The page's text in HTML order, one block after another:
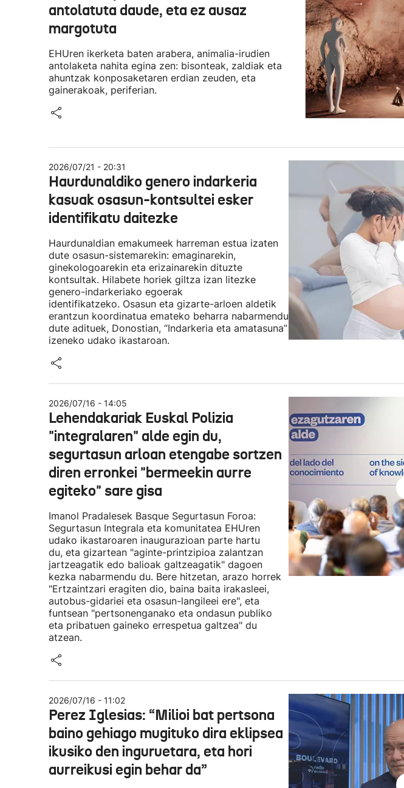
antolatuta daude, eta ez ausaz
margotuta
EHUren ikerketa baten arabera, animalia-irudien
antolaketa nahita egina zen: bisonteak, zaldiak eta
ahuntzak konposaketaren erdian zeuden, eta
gainerakoak, periferian.
2026/07/21 - 20:31
Haurdunaldiko genero indarkeria
kasuak osasun-kontsultei esker
identifikatu daitezke
Haurdunaldian emakumeek harreman estua izaten
dute osasun-sistemarekin: emaginarekin,
ginekologoarekin eta erizainarekin dituzte
kontsultak. Hilabete horiek giltza izan litezke
genero-indarkeriako egoerak
identifikatzeko. Osasun eta gizarte-arloen aldetik
erantzun koordinatua emateko beharra nabarmendu
dute adituek, Donostian, “Indarkeria eta amatasuna”
izeneko udako ikastaroan.
2026/07/16 - 14:05
Lehendakariak Euskal Polizia
"integralaren" alde egin du,
segurtasun arloan etengabe sortzen
diren erronkei "bermeekin aurre
egiteko" sare gisa
Imanol Pradalesek Basque Segurtasun Foroa:
Segurtasun Integrala eta komunitatea EHUren
udako ikastaroaren inaugurazioan parte hartu
du, eta gizartean "aginte-printzipioa zalantzan
jartzeagatik edo balioak galtzeagatik" dagoen
kezka nabarmendu du. Bere hitzetan, arazo horrek
"Ertzaintzari eragiten dio, baina baita irakasleei,
autobus-gidariei eta osasun-langileei ere", eta
funtsean "pertsonenganako eta ondasun publiko
eta pribatuen gaineko errespetua galtzea" du
atzean.
2026/07/16 - 11:02
Perez Iglesias: “Milioi bat pertsona
baino gehiago mugituko dira eklipsea
ikusiko den inguruetara, eta hori
aurreikusi egin behar da”